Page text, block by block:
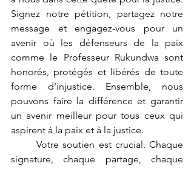
Signez notre pétition, partagez notre
message et engagez-vous pour un
avenir où les défenseurs de la paix
comme le Professeur Rukundwa sont
honorés, protégés et libérés de toute
forme d'injustice. Ensemble, nous
pouvons faire la différence et garantir
un avenir meilleur pour tous ceux qui
aspirent à la paix et à la justice.
	Votre soutien est crucial. Chaque
signature, chaque partage, chaque